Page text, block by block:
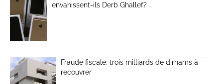
envahissent-ils Derb Ghallef?
Fraude fiscale: trois milliards de dirhams à
recouvrer